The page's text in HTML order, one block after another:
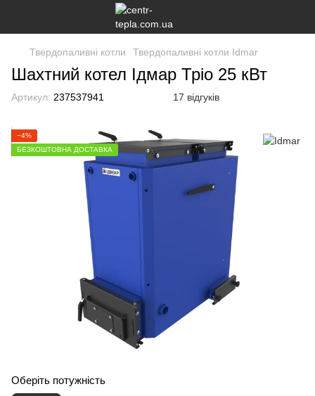
Твердопаливні котли Твердопаливні котли Idmar
Шахтний котел Ідмар Тріо 25 кВт
Артикул: 237537941 17 відгуків
−4%
БЕЗКОШТОВНА ДОСТАВКА
Оберіть потужність